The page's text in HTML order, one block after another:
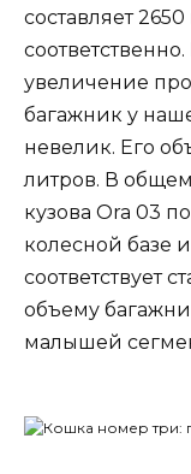
составляет
увеличение
багажник у
невелик. Его
литров. В
кузова Ora 03
колесной базе
соответствует
объему
малышей